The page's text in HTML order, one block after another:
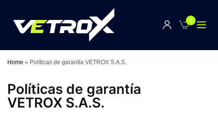
0
Home » Políticas de garantía VETROX S.A.S.
Políticas de garantía
VETROX S.A.S.